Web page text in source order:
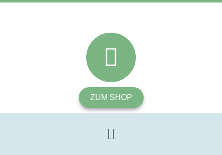
ZUM SHOP